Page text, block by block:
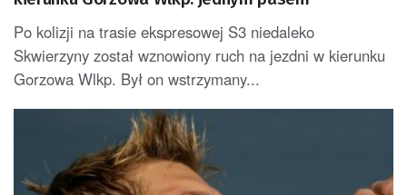
Po kolizji na trasie ekspresowej S3 niedaleko
Skwierzyny został wznowiony ruch na jezdni w kierunku
Gorzowa Wlkp. Był on wstrzymany...